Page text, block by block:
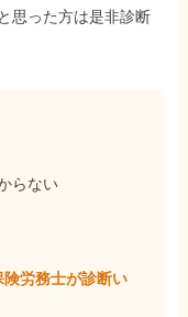
思った方は是非診断
らない
険労務士が診断い